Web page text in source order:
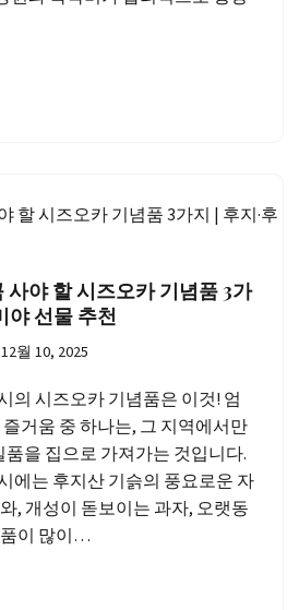
사야 할 시즈오카 기념품 3가
야 선물 추천
12월 10, 2025
의 시즈오카 기념품은 이것! 엄
즐거움 중 하나는, 그 지역에서만
품을 집으로 가져가는 것입니다.
에는 후지산 기슭의 풍요로운 자
, 개성이 돋보이는 과자, 오랫동
이 많이…